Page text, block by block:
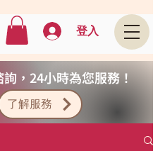
登入
，24小時為您服務！
了解服務